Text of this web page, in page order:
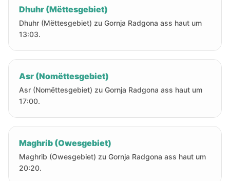
Dhuhr (Mëttesgebiet)
Dhuhr (Mëttesgebiet) zu Gornja Radgona ass haut um
13:03.
Asr (Nomëttesgebiet)
Asr (Nomëttesgebiet) zu Gornja Radgona ass haut um
17:00.
Maghrib (Owesgebiet)
Maghrib (Owesgebiet) zu Gornja Radgona ass haut um
20:20.